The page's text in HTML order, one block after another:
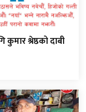
कुमार श्रेष्ठको दाबी